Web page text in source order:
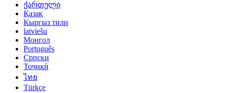
ქართული
Қазақ
Кыргыз тили
latviešu
Монгол
Português
Српски
Тоҷикӣ
ไทย
Türkçe